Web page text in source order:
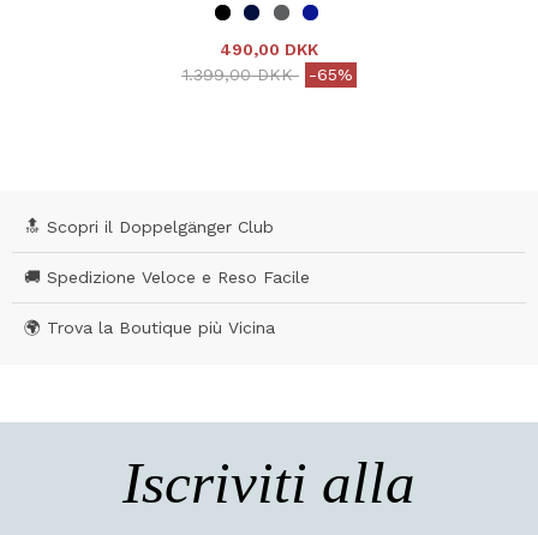
490,00 DKK
Price reduced from
1.399,00 DKKto-65%
🔝 Scopri il Doppelgänger Club
🚚 Spedizione Veloce e Reso Facile
🌍 Trova la Boutique più Vicina
Iscriviti alla